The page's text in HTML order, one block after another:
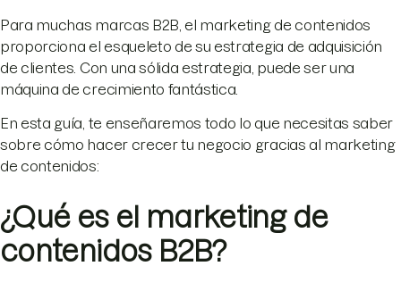
Para muchas marcas B2B, el marketing de contenidos
proporciona el esqueleto de su estrategia de adquisición
de clientes. Con una sólida estrategia, puede ser una
máquina de crecimiento fantástica.
En esta guía, te enseñaremos todo lo que necesitas saber
sobre cómo hacer crecer tu negocio gracias al marketing
de contenidos:
¿Qué es el marketing de
contenidos B2B?